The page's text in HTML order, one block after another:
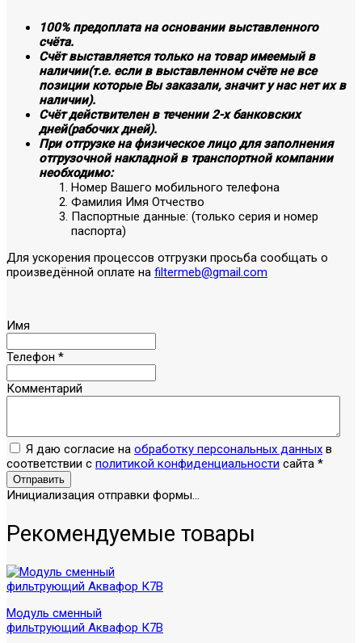
100% предоплата на основании выставленного
счёта.
Счёт выставляется только на товар имеемый в
наличии(т.е. если в выставленном счёте не все
позиции которые Вы заказали, значит у нас нет их в
наличии).
Счёт действителен в течении 2-х банковских
дней(рабочих дней).
При отгрузке на физическое лицо для заполнения
отгрузочной накладной в транспортной компании
необходимо:
Номер Вашего мобильного телефона
Фамилия Имя Отчество
Паспортные данные: (только серия и номер
паспорта)
Для ускорения процессов отгрузки просьба сообщать о
произведённой оплате на filtermeb@gmail.com
Имя
Телефон *
Комментарий
Я даю согласие на обработку персональных данных в
соответствии с политикой конфиденциальности сайта *
Отправить
Инициализация отправки формы...
Рекомендуемые товары
Модуль сменный
фильтрующий Аквафор К7В